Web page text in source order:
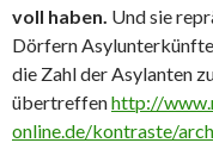
voll haben. Und sie
Dörfern
die Zahl der Asylanten
übertreffenhttp://
online.de/kontraste/